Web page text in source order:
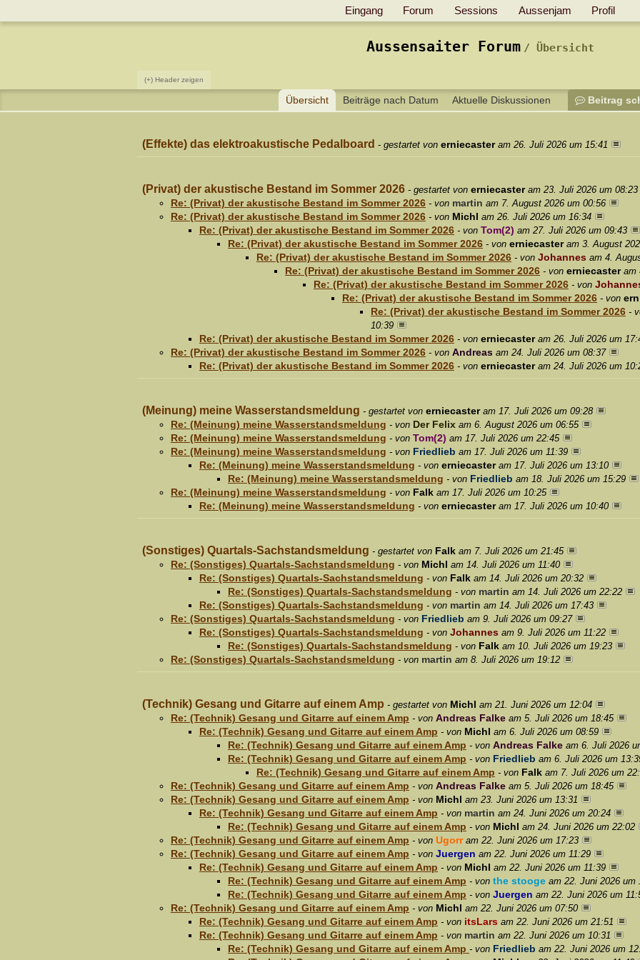
Eingang Forum Sessions Aussenjam Profil
Aussensaiter Forum Übersicht
(+) Header zeigen
Übersicht Beiträge nach Datum Aktuelle Diskussionen Beitrag
(Effekte) das elektroakustische Pedalboard - gestartet von erniecaster am 26. Juli 2026 um 15:41
(Privat) der akustische Bestand im Sommer 2026 - gestartet von erniecaster am 23. Juli 2026 um 08:23
Re: (Privat) der akustische Bestand im Sommer 2026 - von martin am 7. August 2026 um 00:56
Re: (Privat) der akustische Bestand im Sommer 2026 - von Michl am 26. Juli 2026 um 16:34
Re: (Privat) der akustische Bestand im Sommer 2026 - von Tom(2) am 27. Juli 2026 um 09:43
Re: (Privat) der akustische Bestand im Sommer 2026 - von erniecaster am 3. August
Re: (Privat) der akustische Bestand im Sommer 2026 - von Johannes am 4.
Re: (Privat) der akustische Bestand im Sommer 2026 - von erniecaster am
Re: (Privat) der akustische Bestand im Sommer 2026 - von
Re: (Privat) der akustische Bestand im Sommer 2026 - von
Re: (Privat) der akustische Bestand im Sommer 2026 -
10:39
Re: (Privat) der akustische Bestand im Sommer 2026 - von erniecaster am 26. Juli 2026 um
Re: (Privat) der akustische Bestand im Sommer 2026 - von Andreas am 24. Juli 2026 um 08:37
Re: (Privat) der akustische Bestand im Sommer 2026 - von erniecaster am 24. Juli 2026 um
(Meinung) meine Wasserstandsmeldung - gestartet von erniecaster am 17. Juli 2026 um 09:28
Re: (Meinung) meine Wasserstandsmeldung - von Der Felix am 6. August 2026 um 06:55
Re: (Meinung) meine Wasserstandsmeldung - von Tom(2) am 17. Juli 2026 um 22:45
Re: (Meinung) meine Wasserstandsmeldung - von Friedlieb am 17. Juli 2026 um 11:39
Re: (Meinung) meine Wasserstandsmeldung - von erniecaster am 17. Juli 2026 um 13:10
Re: (Meinung) meine Wasserstandsmeldung - von Friedlieb am 18. Juli 2026 um 15:29
Re: (Meinung) meine Wasserstandsmeldung - von Falk am 17. Juli 2026 um 10:25
Re: (Meinung) meine Wasserstandsmeldung - von erniecaster am 17. Juli 2026 um 10:40
(Sonstiges) Quartals-Sachstandsmeldung - gestartet von Falk am 7. Juli 2026 um 21:45
Re: (Sonstiges) Quartals-Sachstandsmeldung - von Michl am 14. Juli 2026 um 11:40
Re: (Sonstiges) Quartals-Sachstandsmeldung - von Falk am 14. Juli 2026 um 20:32
Re: (Sonstiges) Quartals-Sachstandsmeldung - von martin am 14. Juli 2026 um 22:22
Re: (Sonstiges) Quartals-Sachstandsmeldung - von martin am 14. Juli 2026 um 17:43
Re: (Sonstiges) Quartals-Sachstandsmeldung - von Friedlieb am 9. Juli 2026 um 09:27
Re: (Sonstiges) Quartals-Sachstandsmeldung - von Johannes am 9. Juli 2026 um 11:22
Re: (Sonstiges) Quartals-Sachstandsmeldung - von Falk am 10. Juli 2026 um 19:23
Re: (Sonstiges) Quartals-Sachstandsmeldung - von martin am 8. Juli 2026 um 19:12
(Technik) Gesang und Gitarre auf einem Amp - gestartet von Michl am 21. Juni 2026 um 12:04
Re: (Technik) Gesang und Gitarre auf einem Amp - von Andreas Falke am 5. Juli 2026 um 18:45
Re: (Technik) Gesang und Gitarre auf einem Amp - von Michl am 6. Juli 2026 um 08:59
Re: (Technik) Gesang und Gitarre auf einem Amp - von Andreas Falke am 6. Juli 2026
Re: (Technik) Gesang und Gitarre auf einem Amp - von Friedlieb am 6. Juli 2026 um
Re: (Technik) Gesang und Gitarre auf einem Amp - von Falk am 7. Juli 2026 um
Re: (Technik) Gesang und Gitarre auf einem Amp - von Andreas Falke am 5. Juli 2026 um 18:45
Re: (Technik) Gesang und Gitarre auf einem Amp - von Michl am 23. Juni 2026 um 13:31
Re: (Technik) Gesang und Gitarre auf einem Amp - von martin am 24. Juni 2026 um 20:24
Re: (Technik) Gesang und Gitarre auf einem Amp - von Michl am 24. Juni 2026 um 22:02
Re: (Technik) Gesang und Gitarre auf einem Amp - von Ugorr am 22. Juni 2026 um 17:23
Re: (Technik) Gesang und Gitarre auf einem Amp - von Juergen am 22. Juni 2026 um 11:29
Re: (Technik) Gesang und Gitarre auf einem Amp - von Michl am 22. Juni 2026 um 11:39
Re: (Technik) Gesang und Gitarre auf einem Amp - von the stooge am 22. Juni 2026 um
Re: (Technik) Gesang und Gitarre auf einem Amp - von Juergen am 22. Juni 2026 um
Re: (Technik) Gesang und Gitarre auf einem Amp - von Michl am 22. Juni 2026 um 07:50
Re: (Technik) Gesang und Gitarre auf einem Amp - von itsLars am 22. Juni 2026 um 21:51
Re: (Technik) Gesang und Gitarre auf einem Amp - von martin am 22. Juni 2026 um 10:31
Re: (Technik) Gesang und Gitarre auf einem Amp - von Friedlieb am 22. Juni 2026 um